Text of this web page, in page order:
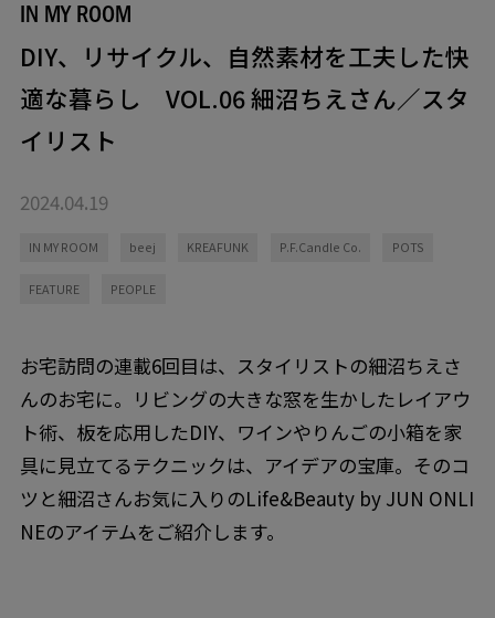
IN MY ROOM
DIY、リサイクル、自然素材を工夫した快
適な暮らし VOL.06 細沼ちえさん／スタ
イリスト
2024.04.19
IN MY ROOM beej KREAFUNK P.F.Candle Co. POTS
FEATURE PEOPLE
お宅訪問の連載6回目は、スタイリストの細沼ちえさ
んのお宅に。リビングの大きな窓を生かしたレイアウ
ト術、板を応用したDIY、ワインやりんごの小箱を家
具に見立てるテクニックは、アイデアの宝庫。そのコ
ツと細沼さんお気に入りのLife&Beauty by JUN ONLI
NEのアイテムをご紹介します。